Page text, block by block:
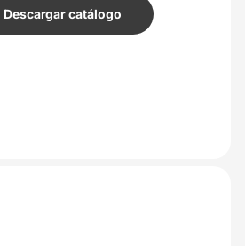
Descargar catálogo